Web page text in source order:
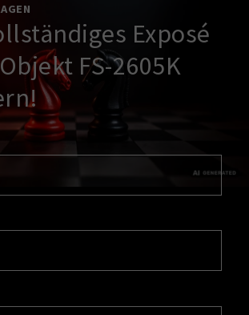
Exposé
FS-2605K